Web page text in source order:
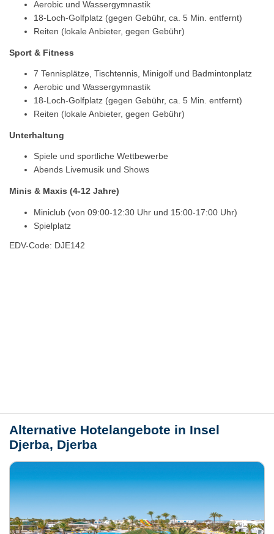
Aerobic und Wassergymnastik
18-Loch-Golfplatz (gegen Gebühr, ca. 5 Min. entfernt)
Reiten (lokale Anbieter, gegen Gebühr)
Sport & Fitness
7 Tennisplätze, Tischtennis, Minigolf und Badmintonplatz
Aerobic und Wassergymnastik
18-Loch-Golfplatz (gegen Gebühr, ca. 5 Min. entfernt)
Reiten (lokale Anbieter, gegen Gebühr)
Unterhaltung
Spiele und sportliche Wettbewerbe
Abends Livemusik und Shows
Minis & Maxis (4-12 Jahre)
Miniclub (von 09:00-12:30 Uhr und 15:00-17:00 Uhr)
Spielplatz
EDV-Code: DJE142
Alternative Hotelangebote in Insel
Djerba, Djerba